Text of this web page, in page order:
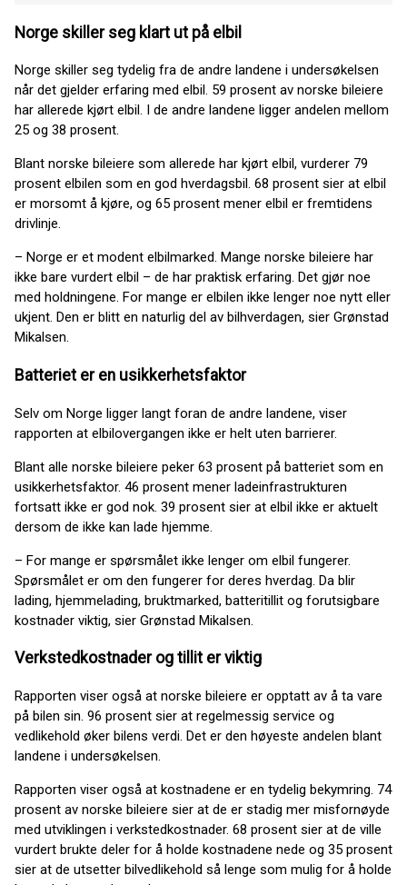
Norge skiller seg klart ut på elbil
Norge skiller seg tydelig fra de andre landene i undersøkelsen
når det gjelder erfaring med elbil. 59 prosent av norske bileiere
har allerede kjørt elbil. I de andre landene ligger andelen mellom
25 og 38 prosent.
Blant norske bileiere som allerede har kjørt elbil, vurderer 79
prosent elbilen som en god hverdagsbil. 68 prosent sier at elbil
er morsomt å kjøre, og 65 prosent mener elbil er fremtidens
drivlinje.
– Norge er et modent elbilmarked. Mange norske bileiere har
ikke bare vurdert elbil – de har praktisk erfaring. Det gjør noe
med holdningene. For mange er elbilen ikke lenger noe nytt eller
ukjent. Den er blitt en naturlig del av bilhverdagen, sier Grønstad
Mikalsen.
Batteriet er en usikkerhetsfaktor
Selv om Norge ligger langt foran de andre landene, viser
rapporten at elbilovergangen ikke er helt uten barrierer.
Blant alle norske bileiere peker 63 prosent på batteriet som en
usikkerhetsfaktor. 46 prosent mener ladeinfrastrukturen
fortsatt ikke er god nok. 39 prosent sier at elbil ikke er aktuelt
dersom de ikke kan lade hjemme.
– For mange er spørsmålet ikke lenger om elbil fungerer.
Spørsmålet er om den fungerer for deres hverdag. Da blir
lading, hjemmelading, bruktmarked, batteritillit og forutsigbare
kostnader viktig, sier Grønstad Mikalsen.
Verkstedkostnader og tillit er viktig
Rapporten viser også at norske bileiere er opptatt av å ta vare
på bilen sin. 96 prosent sier at regelmessig service og
vedlikehold øker bilens verdi. Det er den høyeste andelen blant
landene i undersøkelsen.
Rapporten viser også at kostnadene er en tydelig bekymring. 74
prosent av norske bileiere sier at de er stadig mer misfornøyde
med utviklingen i verkstedkostnader. 68 prosent sier at de ville
vurdert brukte deler for å holde kostnadene nede og 35 prosent
sier at de utsetter bilvedlikehold så lenge som mulig for å holde